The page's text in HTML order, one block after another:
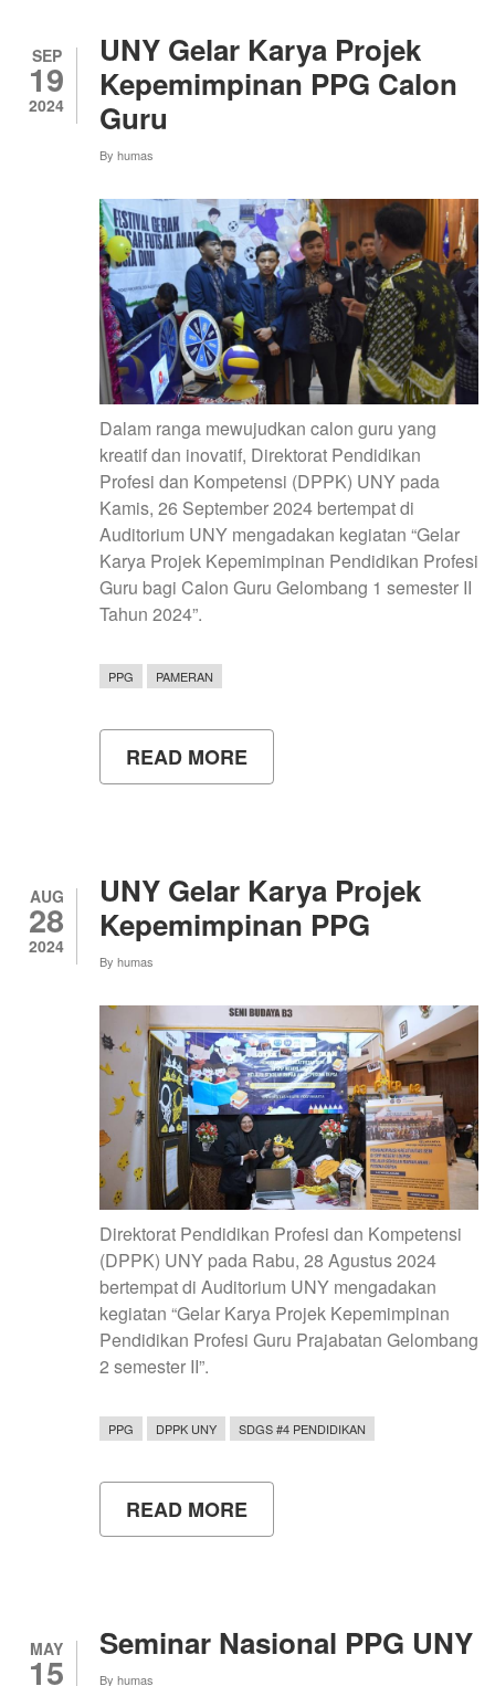
BAGI
MAHASISWA
PROGRAM
PROFESI
(PPG
UNY)
TAHUN
2026
SEP
19
2024
UNY Gelar Karya Projek
Kepemimpinan PPG Calon
Guru
By humas
Dalam ranga mewujudkan calon guru yang
kreatif dan inovatif, Direktorat Pendidikan
Profesi dan Kompetensi (DPPK) UNY pada
Kamis, 26 September 2024 bertempat di
Auditorium UNY mengadakan kegiatan “Gelar
Karya Projek Kepemimpinan Pendidikan Profesi
Guru bagi Calon Guru Gelombang 1 semester II
Tahun 2024”.
PPG PAMERAN
READ MORE
UNY
PPG
CALON
GURU
AUG
28
2024
UNY Gelar Karya Projek
Kepemimpinan PPG
By humas
Direktorat Pendidikan Profesi dan Kompetensi
(DPPK) UNY pada Rabu, 28 Agustus 2024
bertempat di Auditorium UNY mengadakan
kegiatan “Gelar Karya Projek Kepemimpinan
Pendidikan Profesi Guru Prajabatan Gelombang
2 semester II”.
PPG DPPK UNY SDGS #4 PENDIDIKAN
READ MORE
UNY
PPG
MAY
15
Seminar Nasional PPG UNY
By humas